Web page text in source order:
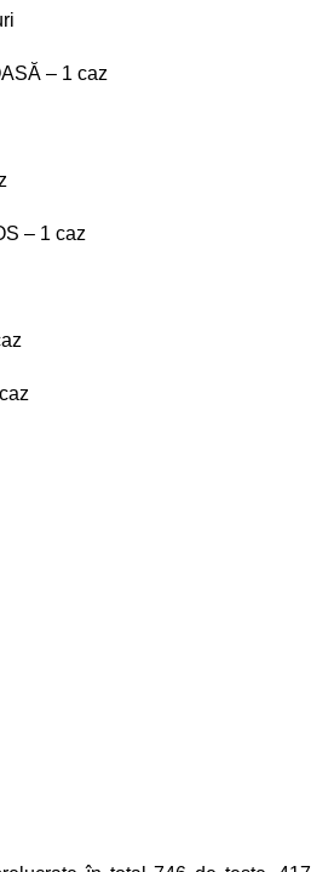
– 1 caz
– 1 caz